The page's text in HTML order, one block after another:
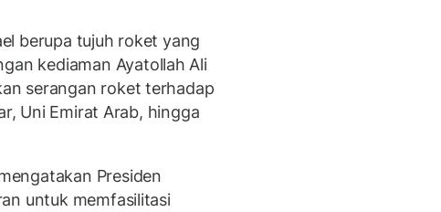
berupa tujuh roket yang
kediaman Ayatollah Ali
serangan roket terhadap
Uni Emirat Arab, hingga
Presiden
untuk memfasilitasi